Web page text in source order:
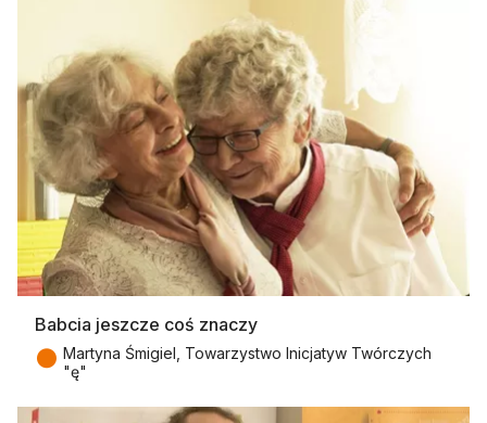
Babcia jeszcze coś znaczy
● Martyna Śmigiel, Towarzystwo Inicjatyw Twórczych
"ę"